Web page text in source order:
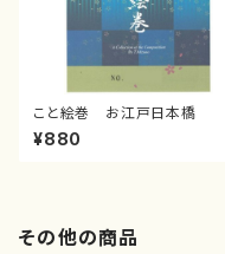
こと絵巻 お江戸日本橋
¥880
その他の商品